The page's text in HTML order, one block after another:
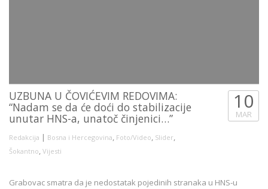
UZBUNA U ČOVIĆEVIM REDOVIMA:
“Nadam se da će doći do stabilizacije
unutar HNS-a, unatoč činjenici…”
Redakcija | Bosna i Hercegovina, Foto/Video, Slider,
Šokantno, Vijesti
10
MAR
Grabovac smatra da je nedostatak pojedinih stranaka u HNS-u